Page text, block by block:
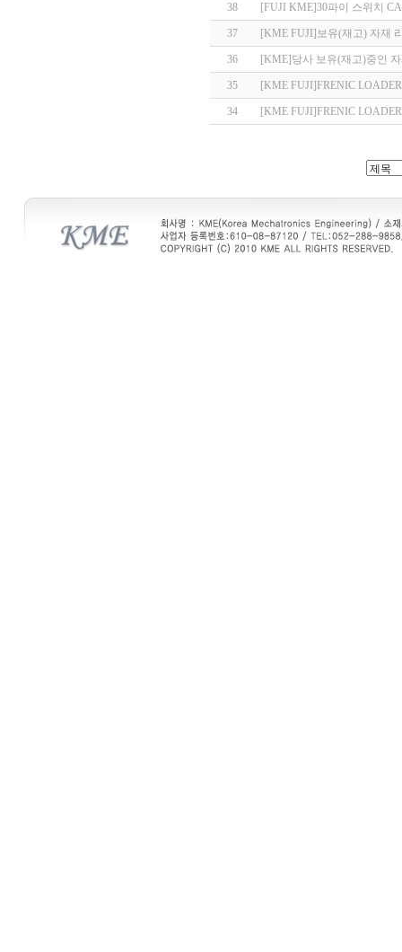
38 [FUJI KME]30파이 스위치
37 [KME FUJI]보유(재고) 자재
36 [KME]당사 보유(재고)중인
35 [KME FUJI]FRENIC
34 [KME FUJI]FRENIC